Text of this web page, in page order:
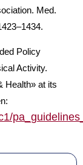
Med.
Policy
Activity.
Health» at its